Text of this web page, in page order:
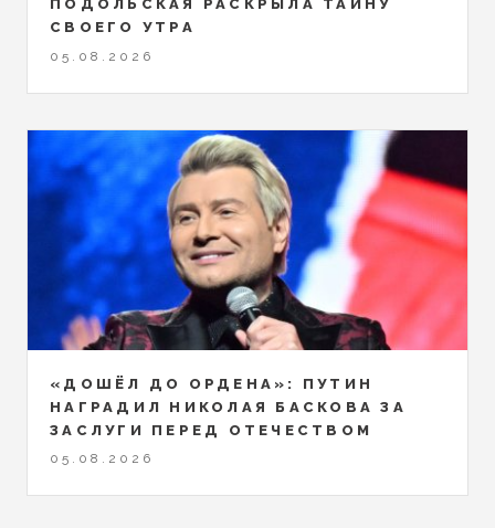
ПОДОЛЬСКАЯ РАСКРЫЛА ТАЙНУ
СВОЕГО УТРА
05.08.2026
«ДОШЁЛ ДО ОРДЕНА»: ПУТИН
НАГРАДИЛ НИКОЛАЯ БАСКОВА ЗА
ЗАСЛУГИ ПЕРЕД ОТЕЧЕСТВОМ
05.08.2026